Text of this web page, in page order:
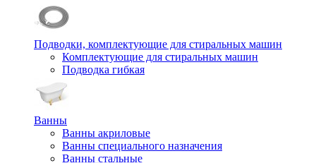
Подводки, комплектующие для стиральных машин
Комплектующие для стиральных машин
Подводка гибкая
Ванны
Ванны акриловые
Ванны специального назначения
Ванны стальные